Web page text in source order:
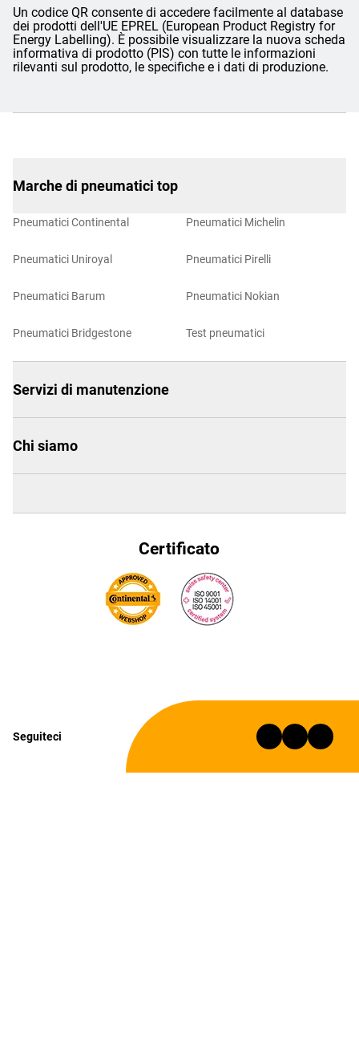
Un codice QR consente di accedere facilmente al database
dei prodotti dell'UE EPREL (European Product Registry for
Energy Labelling). È possibile visualizzare la nuova scheda
informativa di prodotto (PIS) con tutte le informazioni
rilevanti sul prodotto, le specifiche e i dati di produzione.
Marche di pneumatici top
Pneumatici Continental
Pneumatici Uniroyal
Pneumatici Barum
Pneumatici Bridgestone
Pneumatici Michelin
Pneumatici Pirelli
Pneumatici Nokian
Test pneumatici
Servizi di manutenzione
Chi siamo
Certificato
Seguiteci